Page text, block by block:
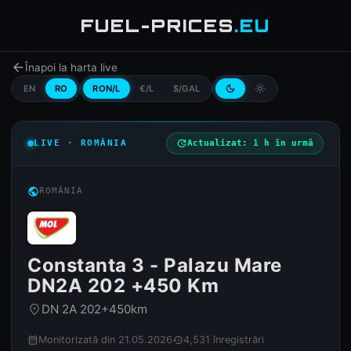
FUEL-PRICES.EU
arrow_backÎnapoi la harta live
EN RO RON/L €/L $/GAL dark_mode light_mode
LIVE · ROMÂNIA updateActualizat: 1 h în urmă
publicROMÂNIA
Constanta 3 - Palazu Mare
DN2A 202 +450 Km
place DN 2A 202+450km
calendar_month Monitorizată din 21.05.2026history4,531 înregistrări